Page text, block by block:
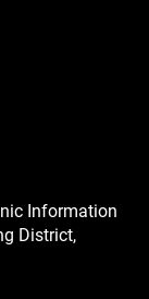
Information
District,